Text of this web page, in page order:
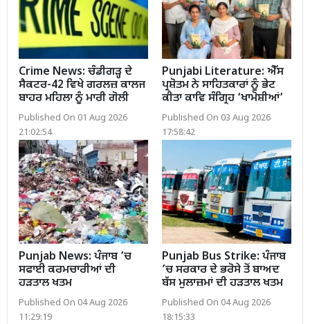
Crime News: ਚੰਡੀਗੜ੍ਹ ਦੇ
ਸੈਕਟਰ-42 ਵਿਖੇ ਗਰਲਜ਼ ਕਾਲਜ
ਬਾਹਰ ਮਹਿਲਾ ਨੂੰ ਮਾਰੀ ਗੋਲੀ
Published On 01 Aug 2026
21:02:54
Punjabi Literature: ਐੱਸ
ਪ੍ਰਸ਼ੋਤਮ ਨੇ ਸਾਹਿਤਕਾਰਾਂ ਨੂੰ ਭੇਟ
ਕੀਤਾ ਕਾਵਿ ਸੰਗ੍ਰਿਹ ‘ਖਾਮੋਸ਼ੀਆਂ’
Published On 03 Aug 2026
17:58:42
Punjab News: ਪੰਜਾਬ ’ਚ
ਸਫਾਈ ਕਰਮਚਾਰੀਆਂ ਦੀ
ਹੜਤਾਲ ਖਤਮ
Published On 04 Aug 2026
11:29:19
Punjab Bus Strike: ਪੰਜਾਬ
’ਚ ਸਰਕਾਰ ਦੇ ਭਰੋਸੇ ਤੋਂ ਬਾਅਦ
ਬੱਸ ਮੁਲਾਜ਼ਮਾਂ ਦੀ ਹੜਤਾਲ ਖਤਮ
Published On 04 Aug 2026
18:15:33